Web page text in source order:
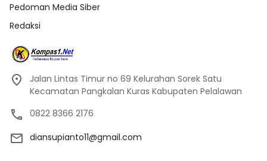
Pedoman Media Siber
Redaksi
Jalan Lintas Timur no 69 Kelurahan Sorek Satu
Kecamatan Pangkalan Kuras Kabupaten Pelalawan
0822 8366 2176
diansupianto11@gmail.com